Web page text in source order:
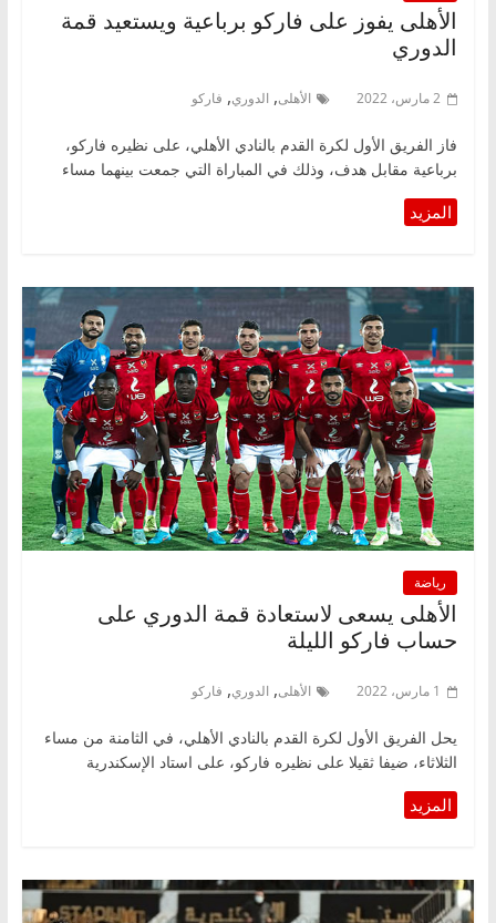
الأهلى يفوز على فاركو برباعية ويستعيد قمة
الدوري
2 مارس، 2022 الأهلى, الدوري, فاركو
فاز الفريق الأول لكرة القدم بالنادي الأهلي، على نظيره فاركو،
برباعية مقابل هدف، وذلك في المباراة التي جمعت بينهما مساء
رياضة
الأهلى يسعى لاستعادة قمة الدوري على
حساب فاركو الليلة
1 مارس، 2022 الأهلى, الدوري, فاركو
يحل الفريق الأول لكرة القدم بالنادي الأهلي، في الثامنة من مساء
الثلاثاء، ضيفا ثقيلا على نظيره فاركو، على استاد الإسكندرية